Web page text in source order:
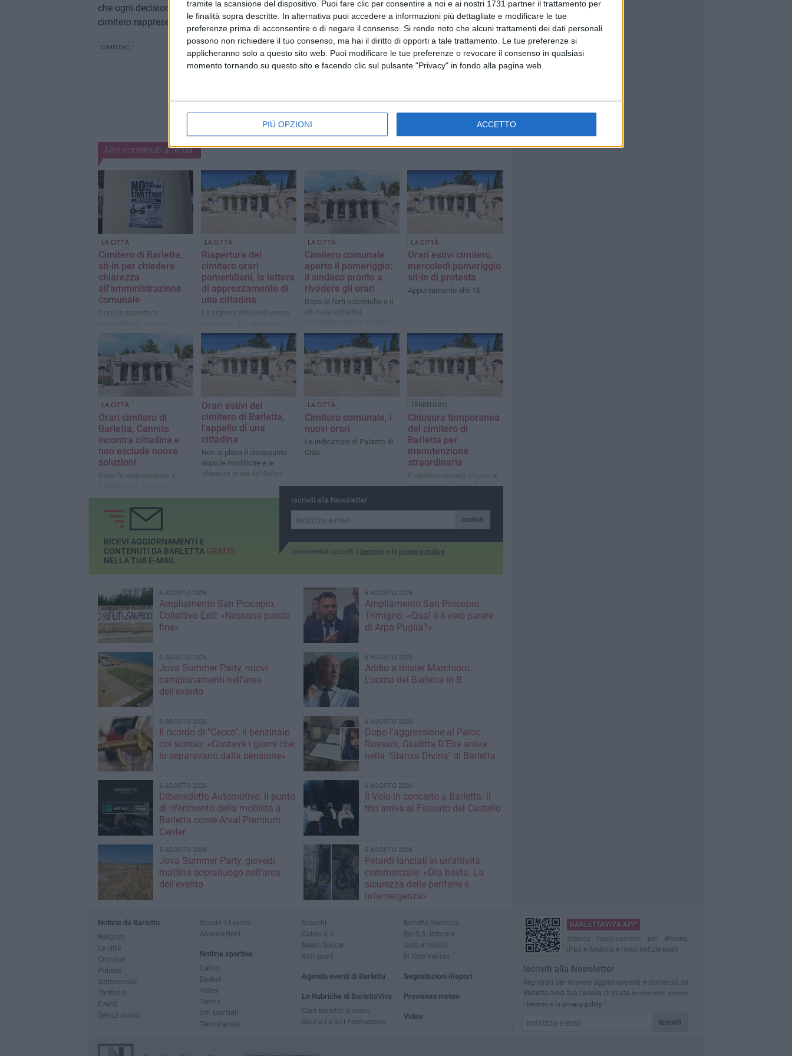
tramite la scansione del dispositivo. Puoi fare clic per consentire a noi e ai nostri 1731 partner il trattamento per
le finalità sopra descritte. In alternativa puoi accedere a informazioni più dettagliate e modificare le tue
preferenze prima di acconsentire o di negare il consenso. Si rende noto che alcuni trattamenti dei dati personali
possono non richiedere il tuo consenso, ma hai il diritto di opporti a tale trattamento. Le tue preferenze si
applicheranno solo a questo sito web. Puoi modificare le tue preferenze o revocare il consenso in qualsiasi
momento tornando su questo sito e facendo clic sul pulsante "Privacy" in fondo alla pagina web.
PIÙ OPZIONI ACCETTO
che ogni decisione amministrativa tenga conto del valore umano, sociale e spirituale che il
cimitero rappresenta per la collettività.
CIMITERO
Altri contenuti a tema
LA CITTÀ
Cimitero di Barletta,
sit-in per chiedere
chiarezza
all'amministrazione
comunale
Dopo la riapertura
quesiti dei partecipanti
all'esterno della struttura
LA CITTÀ
Riapertura del
cimitero orari
pomeridiani, la lettera
di apprezzamento di
una cittadina
La signora Stellatelli aveva
esprimere il proprio
rammarico
LA CITTÀ
Cimitero comunale
aperto il pomeriggio:
il sindaco pronto a
rivedere gli orari
Dopo le forti polemiche e il
sit-in dei cittadini,
valutando di mantenere
l'accesso anche nel
pomeriggio a luglio e agosto
LA CITTÀ
Orari estivi cimitero,
mercoledì pomeriggio
sit-in di protesta
Appuntamento alle 16
LA CITTÀ
Orari cimitero di
Barletta, Cannito
incontra cittadina e
non esclude nuove
soluzioni
Dopo la segnalazione a
lettrice pone le sue
esigenze al sindaco: si
valutano alternative
Orari estivi del
cimitero di Barletta,
l'appello di una
cittadina
Non si placa il disappunto
dopo le modifiche e le
chiusure in via del Gelso
LA CITTÀ
Cimitero comunale, i
nuovi orari
Le indicazioni di Palazzo di
Città
TERRITORIO
Chiusura temporanea
del cimitero di
Barletta per
manutenzione
straordinaria
Il cimitero resterà chiuso al
pubblico dall’11 al 13
Iscriviti alla Newsletter
Iscriviti
Iscrivendoti accetti i termini e la privacy policy
RICEVI AGGIORNAMENTI E
CONTENUTI DA BARLETTA GRATIS
NELLA TUA E-MAIL
6 AGOSTO 2026
Ampliamento San Procopio,
Collettivo Exit: «Nessuna parola
fine»
6 AGOSTO 2026
Ampliamento San Procopio,
Trimigno: «Qual è il vero parere
di Arpa Puglia?»
6 AGOSTO 2026
Jova Summer Party, nuovi
campionamenti nell'area
dell'evento
6 AGOSTO 2026
Addio a mister Marchioro.
L'uomo del Barletta in B
6 AGOSTO 2026
Il ricordo di "Cecco", il benzinaio
col sorriso: «Contava i giorni che
lo separavano dalla pensione»
6 AGOSTO 2026
Dopo l'aggressione al Parco
Rossani, Giuditta D'Elia arriva
nella "Stanza Divina" di Barletta
6 AGOSTO 2026
Dibenedetto Automotive: il punto
di riferimento della mobilità a
Barletta come Arval Premium
Center
6 AGOSTO 2026
Il Volo in concerto a Barletta: il
trio arriva al Fossato del Castello
5 AGOSTO 2026
Jova Summer Party, giovedì
mattina sopralluogo nell'area
dell'evento
5 AGOSTO 2026
Petardi lanciati in un'attività
commerciale: «Ora basta. La
sicurezza delle periferie è
un'emergenza»
Notizie da Barletta
Religioni
La città
Cronaca
Politica
Istituzionale
Territorio
Eventi
Servizi sociali
Scuola e Lavoro
Associazioni
Notizie sportive
Calcio
Basket
Volley
Tennis
Arti Marziali
Tennistavolo
Scacchi
Calcio a 5
Beach Soccer
Altri sport
Agenda eventi di Barletta
Le Rubriche di BarlettaViva
Cara Barletta ti scrivo
Sicur.a.l.a S.r.l Formazione
Barletta Giuridica
Bar.S.A. informa
Auto e motori
In Web Veritas
Segnalazioni iReport
Previsioni meteo
Video
BARLETTAVIVA APP
Scarica l'applicazione per iPhone,
iPad e Android e ricevi notizie push
Iscriviti alla Newsletter
Registrati per ricevere aggiornamenti e contenuti da
Barletta nella tua casella di posta Iscrivendoti accetti
i termini e la privacy policy
Iscriviti